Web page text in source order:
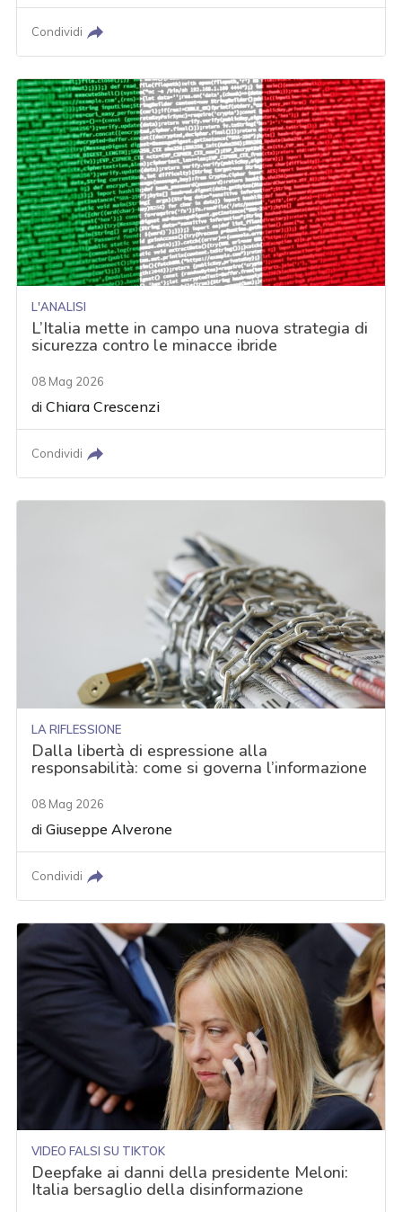
Condividi
L'ANALISI
L’Italia mette in campo una nuova strategia di
sicurezza contro le minacce ibride
08 Mag 2026
diChiara Crescenzi
Condividi
LA RIFLESSIONE
Dalla libertà di espressione alla
responsabilità: come si governa l’informazione
08 Mag 2026
diGiuseppe Alverone
Condividi
VIDEO FALSI SU TIKTOK
Deepfake ai danni della presidente Meloni:
Italia bersaglio della disinformazione